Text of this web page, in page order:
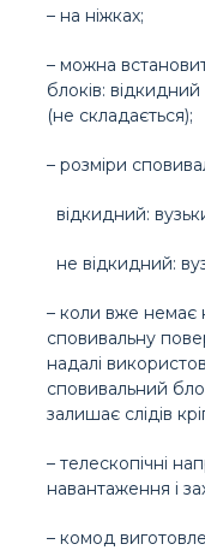
– на ніжках;
– можна
блоків:
(не складається);
– розміри
відкидний:
не відкидний:
– коли вже немає
сповивальну
надалі
сповивальний
залишає слідів
– телескопічні
навантаження і
– комод